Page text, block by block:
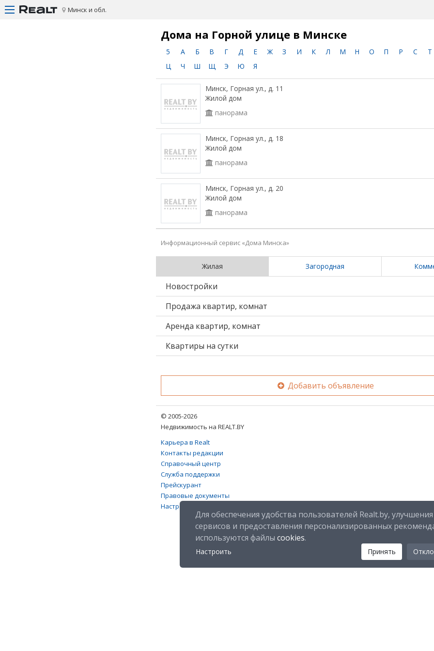
Минск и обл.
Дома на Горной улице в Минске
5 А Б В Г Д Е Ж З И К Л М Н О П Р С Т
Ц
Ч Ш Щ Э Ю Я
Минск, Горная ул., д. 11
Жилой дом
панорама
Минск, Горная ул., д. 18
Жилой дом
панорама
Минск, Горная ул., д. 20
Жилой дом
панорама
Информационный сервис «Дома Минска»
Жилая Загородная
Новостройки
Продажа квартир, комнат
Аренда квартир, комнат
Квартиры на сутки
Добавить объявление
© 2005-2026
Недвижимость на REALT.BY
Карьера в Realt
Контакты редакции
Справочный центр
Служба поддержки
Прейскурант
Правовые документы
Настройка файлов cookies
Для обеспечения удобства пользователей Realt.by, улучшения
сервисов и предоставления персонализированных
используются файлы cookies.
Настроить Принять